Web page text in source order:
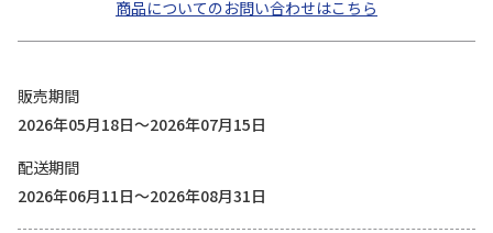
商品についてのお問い合わせはこちら
販売期間
2026年05月18日～2026年07月15日
配送期間
2026年06月11日～2026年08月31日